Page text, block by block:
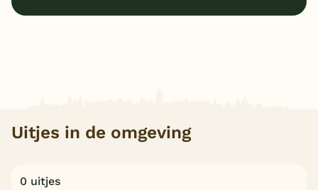
Uitjes in de omgeving
0 uitjes